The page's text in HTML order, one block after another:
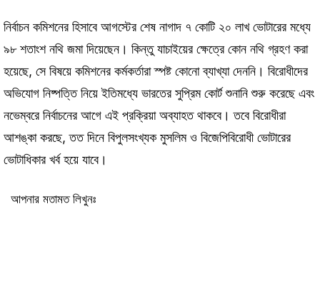
নির্বাচন কমিশনের হিসাবে আগস্টের শেষ নাগাদ ৭ কোটি ২০ লাখ ভোটারের মধ্যে
৯৮ শতাংশ নথি জমা দিয়েছেন। কিন্তু যাচাইয়ের ক্ষেত্রে কোন নথি গ্রহণ করা
হয়েছে, সে বিষয়ে কমিশনের কর্মকর্তারা স্পষ্ট কোনো ব্যাখ্যা দেননি। বিরোধীদের
অভিযোগ নিষ্পত্তি নিয়ে ইতিমধ্যে ভারতের সুপ্রিম কোর্ট শুনানি শুরু করেছে এবং
নভেম্বরে নির্বাচনের আগে এই প্রক্রিয়া অব্যাহত থাকবে। তবে বিরোধীরা
আশঙ্কা করছে, তত দিনে বিপুলসংখ্যক মুসলিম ও বিজেপিবিরোধী ভোটারের
ভোটাধিকার খর্ব হয়ে যাবে।
আপনার মতামত লিখুনঃ